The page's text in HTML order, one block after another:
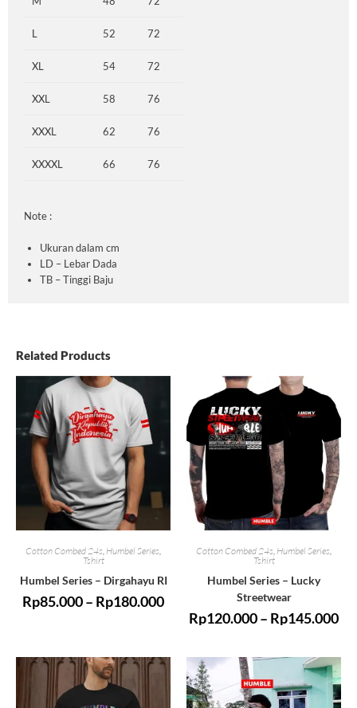
L 52 72
XL 54 72
XXL 58 76
XXXL 62 76
XXXXL 66 76
Note :
Ukuran dalam cm
LD – Lebar Dada
TB – Tinggi Baju
Related Products
Cotton Combed 24s, Humbel Series,
Tshirt
Humbel Series – Dirgahayu RI
Rp85.000– Rp180.000
Cotton Combed 24s, Humbel Series,
Tshirt
Humbel Series – Lucky
Streetwear
Rp120.000– Rp145.000